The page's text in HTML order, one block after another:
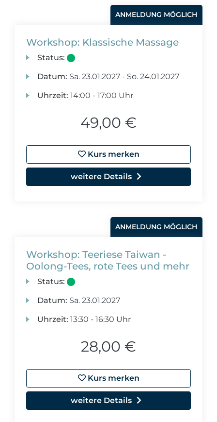
ANMELDUNG MÖGLICH
Workshop: Klassische Massage
Status:
Datum: Sa. 23.01.2027 - So. 24.01.2027
Uhrzeit: 14:00 - 17:00 Uhr
49,00 €
Kurs merken
weitere Details
ANMELDUNG MÖGLICH
Workshop: Teeriese Taiwan -
Oolong-Tees, rote Tees und mehr
Status:
Datum: Sa. 23.01.2027
Uhrzeit: 13:30 - 16:30 Uhr
28,00 €
Kurs merken
weitere Details